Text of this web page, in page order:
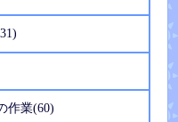
作業(60)